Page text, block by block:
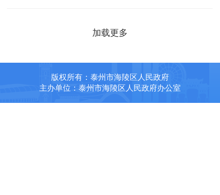
加载更多
版权所有：泰州市海陵区人民政府
主办单位：泰州市海陵区人民政府办公室